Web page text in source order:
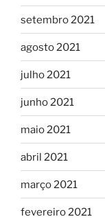
setembro 2021
agosto 2021
julho 2021
junho 2021
maio 2021
abril 2021
março 2021
fevereiro 2021